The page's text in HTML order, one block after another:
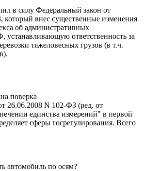
в силу Федеральный закон от
внес существенные изменения
об административных
устанавливающую ответственность за
тяжеловесных грузов (в т.ч.
поверка
26.06.2008 N 102-ФЗ (ред. от
единства измерений" в первой
сферы госрегулирования. Всего
автомобиль по осям?